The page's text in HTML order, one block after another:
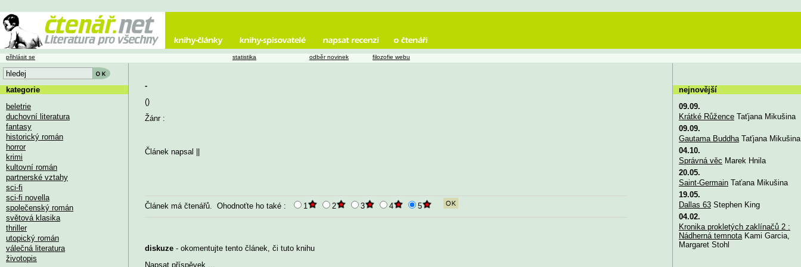
-
()
Žánr :
Článek napsal
Článek máčtenářů. Ohodnoťte ho také : 1 2 3 4 5
diskuze - okomentujte tento článek, či tuto knihu
Napsat příspěvek
přihlásit se statistika odběr novinek filozofie webu
kategorie
beletrie
duchovní literatura
fantasy
historický román
horror
krimi
kultovní román
partnerské vztahy
sci-fi
sci-fi novella
společenský román
světová klasika
thriller
utopický román
válečná literatura
životopis
nejnovější
09.09.
Krátké RůženceTaťjana Mikušina
09.09.
Gautama BuddhaTaťjana Mikušina
04.10.
Správná věc Marek Hnila
20.05.
Saint-GermainTaťana Mikušina
19.05.
Dallas 63Stephen King
04.02.
Kronika prokletých zaklínačů 2 :
Nádherná temnotaKami Garcia,
Margaret Stohl